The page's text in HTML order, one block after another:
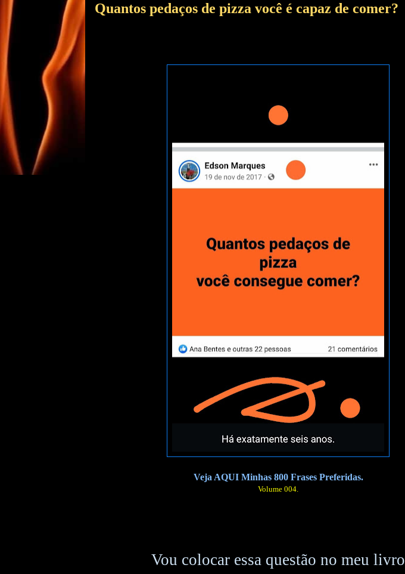
Quantos pedaços de pizza você é capaz de comer?
Veja AQUI Minhas 800 Frases Preferidas.
Volume 004.
Vou colocar essa questão no meu livro